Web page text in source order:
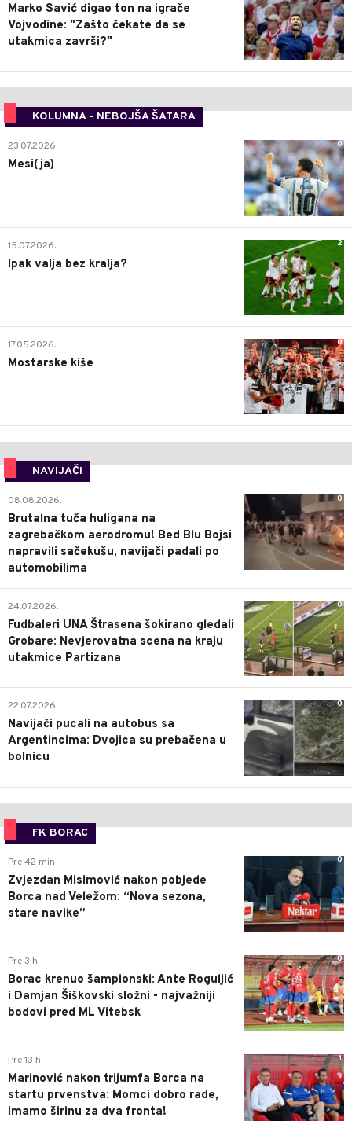
Marko Savić digao ton na igrače
Vojvodine: "Zašto čekate da se
utakmica završi?"
KOLUMNA - NEBOJŠA ŠATARA
0
23.07.2026.
Mesi(ja)
2
15.07.2026.
Ipak valja bez kralja?
0
17.05.2026.
Mostarske kiše
NAVIJAČI
0
08.08.2026.
Brutalna tuča huligana na
zagrebačkom aerodromu! Bed Blu Bojsi
napravili sačekušu, navijači padali po
automobilima
0
24.07.2026.
Fudbaleri UNA Štrasena šokirano gledali
Grobare: Nevjerovatna scena na kraju
utakmice Partizana
0
22.07.2026.
Navijači pucali na autobus sa
Argentincima: Dvojica su prebačena u
bolnicu
FK BORAC
0
Pre 42 min
Zvjezdan Misimović nakon pobjede
Borca nad Veležom: “Nova sezona,
stare navike”
0
Pre 3 h
Borac krenuo šampionski: Ante Roguljić
i Damjan Šiškovski složni - najvažniji
bodovi pred ML Vitebsk
1
Pre 13 h
Marinović nakon trijumfa Borca na
startu prvenstva: Momci dobro rade,
imamo širinu za dva fronta!